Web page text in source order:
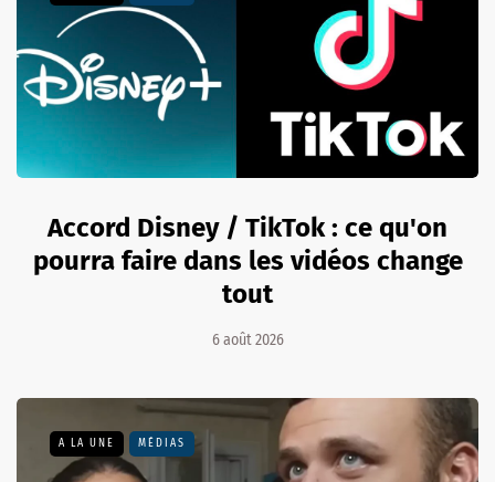
Accord Disney / TikTok : ce qu'on
pourra faire dans les vidéos change
tout
6 août 2026
A LA UNE MÉDIAS